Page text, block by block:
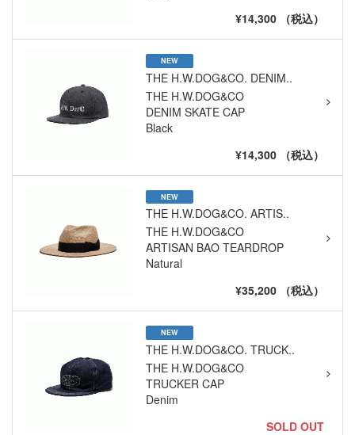
¥14,300 （税込）
NEW
THE H.W.DOG&CO. DENIM..
THE H.W.DOG&CO
DENIM SKATE CAP
Black
¥14,300 （税込）
NEW
THE H.W.DOG&CO. ARTIS..
THE H.W.DOG&CO
ARTISAN BAO TEARDROP
Natural
¥35,200 （税込）
NEW
THE H.W.DOG&CO. TRUCK..
THE H.W.DOG&CO
TRUCKER CAP
Denim
SOLD OUT